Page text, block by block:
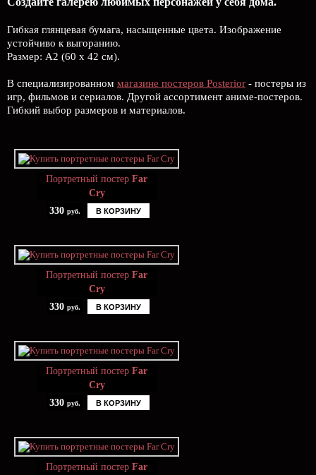
Гибкая глянцевая бумага, насыщенные цвета. Изображение
устойчиво к выгоранию.
Размер: А2 (60 х 42 см).
В специализированном магазине постеров Posterior - постеры из
игр, фильмов и сериалов. Другой ассортимент аниме-постеров.
Гибкий выбор размеров и материалов.
Портретный постер Far
Cry
330 руб. В КОРЗИНУ
Портретный постер Far
Cry
330 руб. В КОРЗИНУ
Портретный постер Far
Cry
330 руб. В КОРЗИНУ
Портретный постер Far